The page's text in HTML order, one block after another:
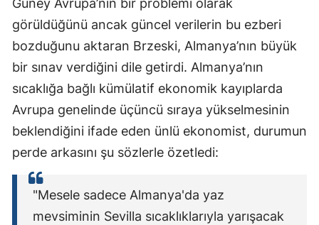
Güney Avrupa’nın bir problemi olarak
görüldüğünü ancak güncel verilerin bu ezberi
bozduğunu aktaran Brzeski, Almanya’nın büyük
bir sınav verdiğini dile getirdi. Almanya’nın
sıcaklığa bağlı kümülatif ekonomik kayıplarda
Avrupa genelinde üçüncü sıraya yükselmesinin
beklendiğini ifade eden ünlü ekonomist, durumun
perde arkasını şu sözlerle özetledi:
"Mesele sadece Almanya'da yaz
mevsiminin Sevilla sıcaklıklarıyla yarışacak